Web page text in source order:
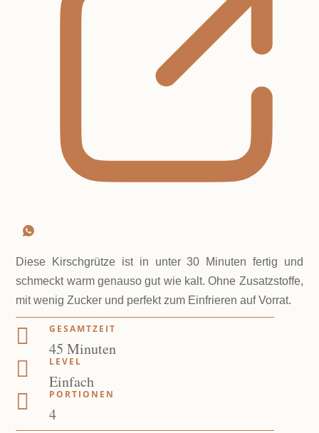
Diese Kirschgrütze ist in unter 30 Minuten fertig und
schmeckt warm genauso gut wie kalt. Ohne Zusatzstoffe,
mit wenig Zucker und perfekt zum Einfrieren auf Vorrat.
 GESAMTZEIT
45 M
i
n
u
Minuten
 LEVEL
Einfach
 PORTIONEN
4